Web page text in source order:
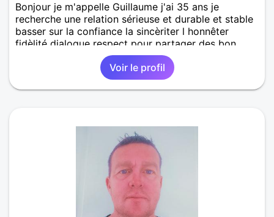
Bonjour je m'appelle Guillaume j'ai 35 ans je
recherche une relation sérieuse et durable et stable
basser sur la confiance la sincèriter l honnêter
fidèlité dialogue respect pour partager des bon
petit moment a deux profiter de vie que la personne
qui partagera ma vie se sentent bien heureuse et
non malheureuse épanoui a mes côtés j'aime
beaucoup les ballade moto cinéma ballade en bord
qui sera aimé comme moi je l'aimerais en retour a
Voir le profil